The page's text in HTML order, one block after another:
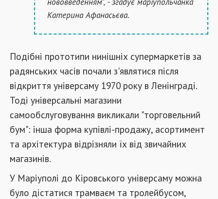
Катерина Афанасьєва.
Подібні прототипи нинішніх супермаркетів за
радянських часів почали з'являтися після
відкриття універсаму 1970 року в Ленінграді.
Тоді універсальні магазини
самообслуговування викликали "торговельний
бум": інша форма купівлі-продажу, асортимент
та архітектура відрізняли їх від звичайних
магазинів.
У Маріуполі до Кіровського універсаму можна
було дістатися трамваєм та тролейбусом,